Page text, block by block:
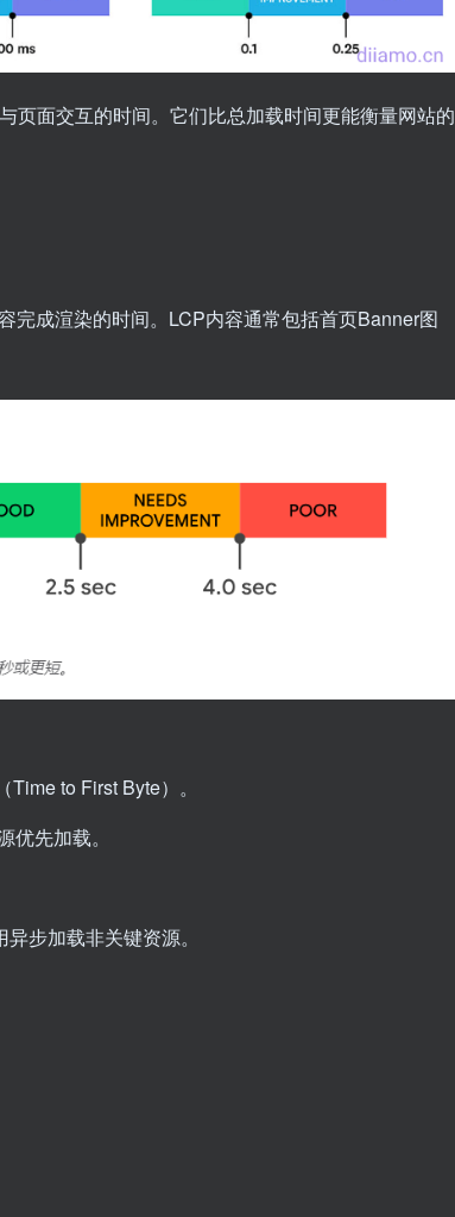
页面交互的时间。它们比总加载时间更能衡量网站的
完成渲染的时间。LCP内容通常包括首页Banner图
（Time to First Byte）。
先加载。
步加载非关键资源。